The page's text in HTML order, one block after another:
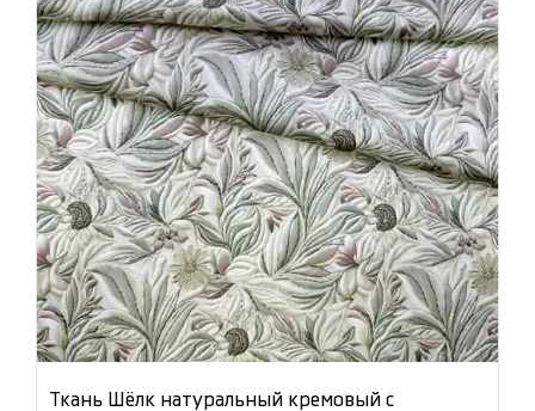
Ткань Шёлк натуральный кремовый с